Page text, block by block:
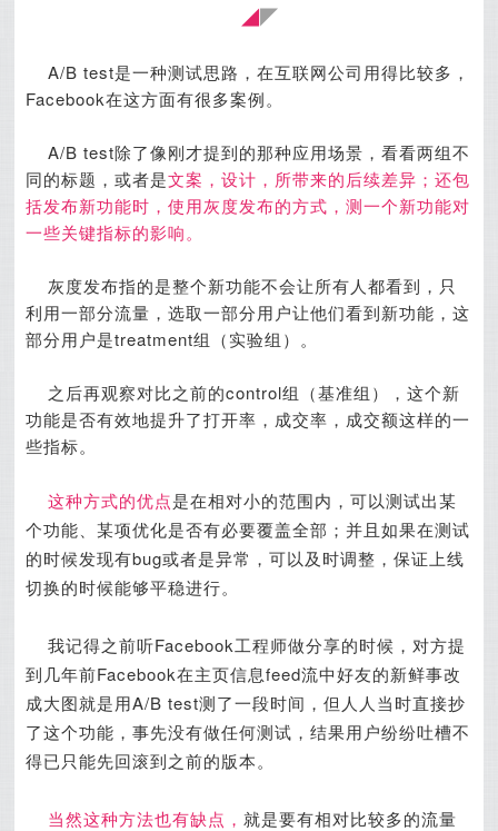
◢◤
A/B test是一种测试思路，在互联网公司用得比较多，
Facebook在这方面有很多案例。
A/B test除了像刚才提到的那种应用场景，看看两组不
同的标题，或者是文案，设计，所带来的后续差异；还包
括发布新功能时，使用灰度发布的方式，测一个新功能对
一些关键指标的影响。
灰度发布指的是整个新功能不会让所有人都看到，只
利用一部分流量，选取一部分用户让他们看到新功能，这
部分用户是treatment组（实验组）。
之后再观察对比之前的control组（基准组），这个新
功能是否有效地提升了打开率，成交率，成交额这样的一
些指标。
这种方式的优点是在相对小的范围内，可以测试出某
个功能、某项优化是否有必要覆盖全部；并且如果在测试
的时候发现有bug或者是异常，可以及时调整，保证上线
切换的时候能够平稳进行。
我记得之前听Facebook工程师做分享的时候，对方提
到几年前Facebook在主页信息feed流中好友的新鲜事改
成大图就是用A/B test测了一段时间，但人人当时直接抄
了这个功能，事先没有做任何测试，结果用户纷纷吐槽不
得已只能先回滚到之前的版本。
当然这种方法也有缺点，就是要有相对比较多的流量